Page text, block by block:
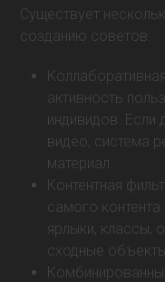
Существует
созданию советов:
активность
индивидов.
видео, система
материал.
Контентная
самого
ярлыки, классы,
сходные